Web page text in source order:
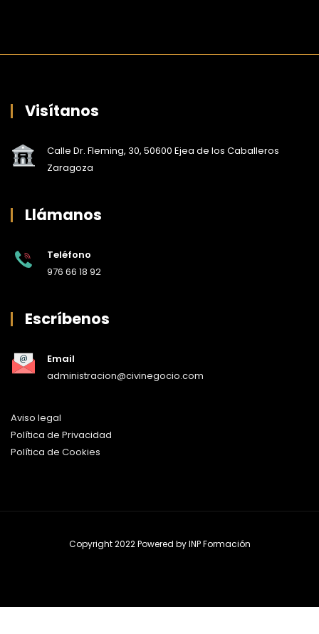
Visítanos
Calle Dr. Fleming, 30, 50600 Ejea de los Caballeros
Zaragoza
Llámanos
Teléfono
976 66 18 92
Escríbenos
Email
administracion@civinegocio.com
Aviso legal
Política de Privacidad
Política de Cookies
Copyright 2022 Powered byINP Formación